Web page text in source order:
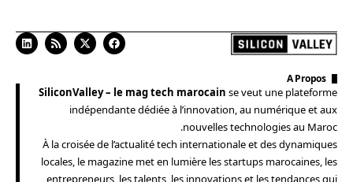
A Propos
SiliconValley – le mag tech marocain se veut une plateforme
indépendante dédiée à l’innovation, au numérique et aux
nouvelles technologies au Maroc.
À la croisée de l’actualité tech internationale et des dynamiques
locales, le magazine met en lumière les startups marocaines, les
entrepreneurs, les talents, les innovations et les tendances qui